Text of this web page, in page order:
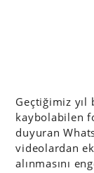
Geçtiğimiz
kaybolabilen
duyuran
videolardan
alınmasını